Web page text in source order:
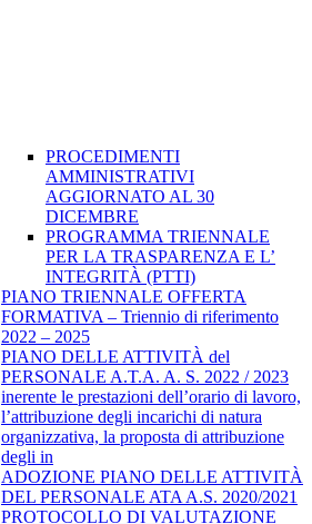
PROCEDIMENTI
AMMINISTRATIVI
AGGIORNATO AL 30
DICEMBRE
PROGRAMMA TRIENNALE
PER LA TRASPARENZA E L’
INTEGRITÀ (PTTI)
PIANO TRIENNALE OFFERTA
FORMATIVA – Triennio di riferimento
2022 – 2025
PIANO DELLE ATTIVITÀ del
PERSONALE A.T.A. A. S. 2022 / 2023
inerente le prestazioni dell’orario di lavoro,
l’attribuzione degli incarichi di natura
organizzativa, la proposta di attribuzione
degli in
ADOZIONE PIANO DELLE ATTIVITÀ
DEL PERSONALE ATA A.S. 2020/2021
PROTOCOLLO DI VALUTAZIONE